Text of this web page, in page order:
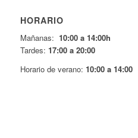
HORARIO
Mañanas: 10:00 a 14:00h
Tardes: 17:00 a 20:00
Horario de verano: 10:00 a 14:00